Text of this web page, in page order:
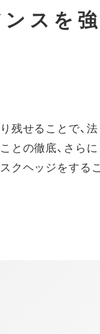
スを強
残せることで、法
との徹底、さらに
クヘッジをするこ